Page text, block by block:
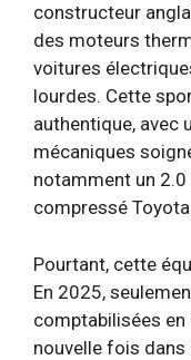
constructeur
des moteurs
voitures
lourdes. Cette
authentique, avec
mécaniques
notamment un
compressé
Pourtant, cette
En 2025,
comptabilisées en
nouvelle fois dans